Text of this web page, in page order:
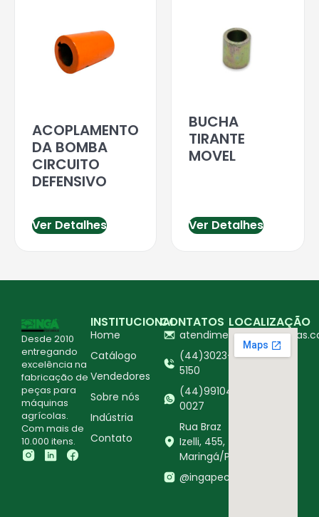
ACOPLAMENTO
DA BOMBA
CIRCUITO
DEFENSIVO
Ver Detalhes
BUCHA
TIRANTE
MOVEL
Ver Detalhes
Desde 2010
entregando
excelência na
fabricação de
peças para
máquinas
agrícolas.
Com mais de
10.000 itens.
INSTITUCIONAL
Home
Catálogo
Vendedores
Sobre nós
Indústria
Contato
CONTATOS
(44)3023-
5150
(44)99104-
0027
Rua Braz
Izelli, 455,
Maringá/PR
@ingapecasagricolas
LOCALIZAÇÃO